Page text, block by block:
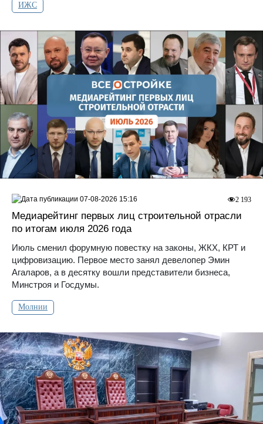
ИЖС
Медиарейтинг первых лиц строительной отрасли
по итогам июля 2026 года
Июль сменил форумную повестку на законы, ЖКХ, КРТ и
цифровизацию. Первое место занял девелопер Эмин
Агаларов, а в десятку вошли представители бизнеса,
Минстроя и Госдумы.
Молнии
2 193
07-08-2026 15:16